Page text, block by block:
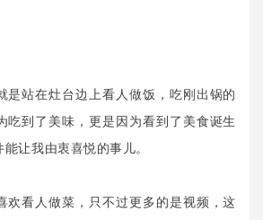
是站在灶台边上看人做饭，吃刚出锅的
吃到了美味，更是因为看到了美食诞生
让我由衷喜悦的事儿。
欢看人做菜，只不过更多的是视频，这